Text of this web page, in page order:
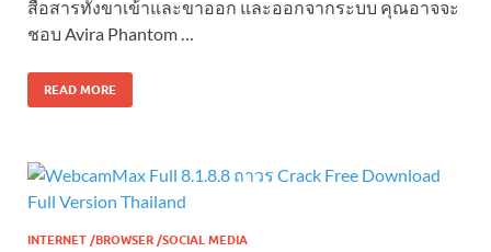
สื่อสารทั้งขาเข้าและขาออก และออกจากระบบ คุณอาจจะ
ชอบ Avira Phantom …
READ MORE
INTERNET /BROWSER /SOCIAL MEDIA